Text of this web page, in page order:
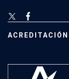
ACREDITACIÓN